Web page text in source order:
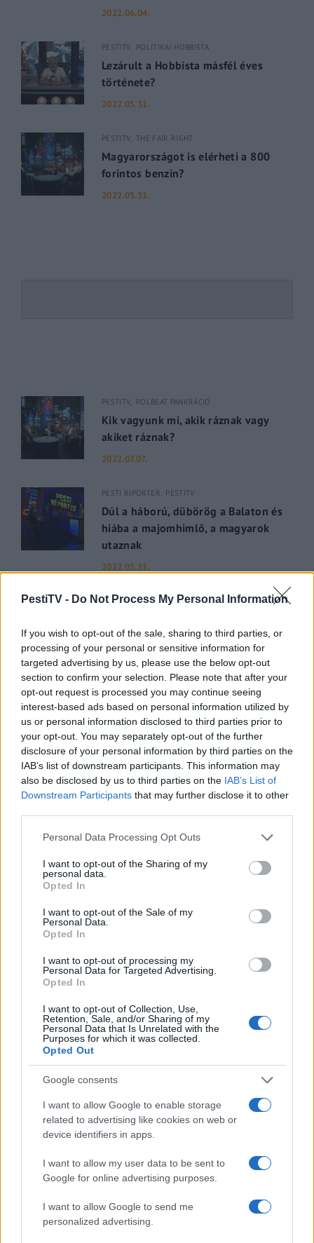
PestiTV - Do Not Process My Personal Information
If you wish to opt-out of the sale, sharing to third parties, or
processing of your personal or sensitive information for
targeted advertising by us, please use the below opt-out
section to confirm your selection. Please note that after your
opt-out request is processed you may continue seeing
interest-based ads based on personal information utilized by
us or personal information disclosed to third parties prior to
your opt-out. You may separately opt-out of the further
disclosure of your personal information by third parties on the
IAB’s list of downstream participants. This information may
also be disclosed by us to third parties on the IAB’s List of
Downstream Participants that may further disclose it to other
Please note that this website/app uses one or more Google
not limited to your visit or usage behaviour. You may click to
grant or deny consent to Google and its third-party tags to
use your data for below specified purposes in below Google
consent section.
Personal Data Processing Opt Outs
I want to opt-out of the Sharing of my
personal data.
Opted In
I want to opt-out of the Sale of my
Personal Data.
Opted In
I want to opt-out of processing my
Personal Data for Targeted Advertising.
Opted In
I want to opt-out of Collection, Use,
Retention, Sale, and/or Sharing of my
Personal Data that Is Unrelated with the
Purposes for which it was collected.
Opted Out
Google consents
I want to allow Google to enable storage
related to advertising like cookies on web or
device identifiers in apps.
I want to allow my user data to be sent to
Google for online advertising purposes.
I want to allow Google to send me
personalized advertising.
2022.06.04.
PESTITV POLITIKAI HOBBISTA
Lezárult a Hobbista másfél éves
története?
2022.05.31.
PESTITV THE FAIR RIGHT
Magyarországot is elérheti a 800
forintos benzin?
2022.05.31.
PESTITV POLBEAT PANKRÁCIÓ
Kik vagyunk mi, akik ráznak vagy
akiket ráznak?
2022.07.07.
PESTI RIPORTER PESTITV
Dúl a háború, dübörög a Balaton és
hiába a majomhimlő, a magyarok
utaznak
2022.05.31.
GERILLA BÁR PESTITV
szépségének titka
2022.05.31.
GERILLA BÁR PESTITV
Erdélyi turnéra indul a Sárik Péter
Trió
2022.05.31.
FŐCÍM
AJÁNLOTT VIDEÓK
Libernyákok
elemző műsor a baloldal hazugságairól Görbe tükör a baloldalról
Számok és tények
elemző műsor a baloldal hazugságairól
Küzdőtér
talk-show